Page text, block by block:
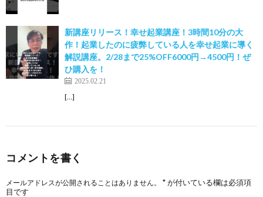
新講座リリース！幸せ起業講座！3時間10分の大
作！起業したのに疲弊している人を幸せ起業に導く
解説講座。2/28まで25%OFF6000円→4500円！ぜ
ひ購入を！
2025.02.21
[…]
コメントを書く
メールアドレスが公開されることはありません。 *が付いている欄は必須項
目です